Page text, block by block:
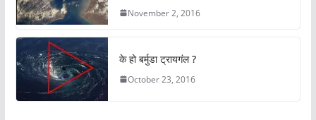
November 2, 2016
के हो बर्मुडा ट्रायगंल ?
October 23, 2016